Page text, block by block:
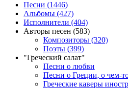
Песни (1446)
Альбомы (427)
Исполнители (404)
Авторы песен (583)
Композиторы (320)
Поэты (399)
"Греческий салат"
Песни о любви
Песни о Греции, о чем-
Греческие каверы